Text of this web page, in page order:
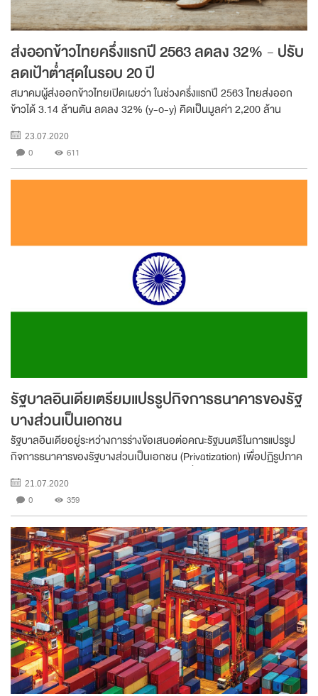
ส่งออกข้าวไทยครึ่งแรกปี 2563 ลดลง 32% - ปรับ
ลดเป้าต่ำสุดในรอบ 20 ปี
สมาคมผู้ส่งออกข้าวไทยเปิดเผยว่า ในช่วงครึ่งแรกปี 2563 ไทยส่งออก
ข้าวได้ 3.14 ล้านตัน ลดลง 32% (y-o-y) คิดเป็นมูลค่า 2,200 ล้าน
ดอลลาร์สหรัฐ ลดลง 12% (y-o-y) ส่งผลให้ปริมาณส่งออกของไทยตก
เป็นอันดับ 3 ของโลก รองจากอินเดียและเ...
23.07.2020
0 611
รัฐบาลอินเดียเตรียมแปรรูปกิจการธนาคารของรัฐ
บางส่วนเป็นเอกชน
รัฐบาลอินเดียอยู่ระหว่างการร่างข้อเสนอต่อคณะรัฐมนตรีในการแปรรูป
กิจการธนาคารของรัฐบางส่วนเป็นเอกชน (Privatization) เพื่อปฏิรูปภาค
ธนาคารและช่วยระดมทุนมากระตุ้นเศรษฐกิจที่ได้รับผลกระทบจากวิกฤต
COVID-19 โดยเบื้องต้นมีแผนที่จ...
21.07.2020
0 359